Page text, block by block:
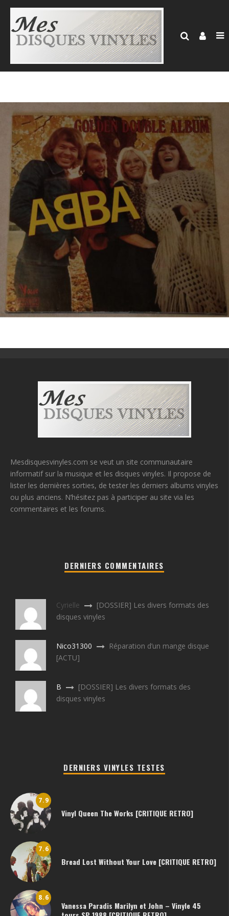
Mesdisquesvinyles.com se veut un site communautaire
informatif sur la musique et les disques vinyles. Il propose de
lister les dernières sorties, de tester les derniers albums vinyles
ou plus anciens. N’hésitez pas à participer au site via les
commentaires et les forums.
DERNIERS COMMENTAIRES
Cyrielle
[DOSSIER] Les divers formats des
disques vinyles
Nico31300
Réparation d’un mange disque
[ACTU]
B
[DOSSIER] Les divers formats des
disques vinyles
DERNIERS VINYLES TESTES
7.9
Vinyl Queen The Works [CRITIQUE RETRO]
7.6
Bread Lost Without Your Love [CRITIQUE RETRO]
8.6
Vanessa Paradis Marilyn et John – Vinyle 45